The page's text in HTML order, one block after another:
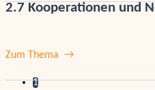
2.7 Kooperationen und
Zum Thema
1